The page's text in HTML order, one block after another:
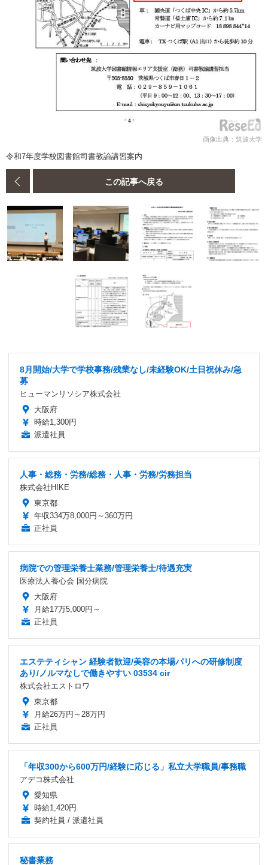
画像出典：筑波大学
令和7年度学校図書館司書教諭講習案内
この記事へ戻る
8月開始/大学で学校事務/残業なし/未経験OK/土日祝休み/急
募
ヒューマンリソシア株式会社
大阪府
時給1,300円
派遣社員
人事・総務・労務/総務・人事・労務/労務担当
株式会社HIKE
東京都
年収334万8,000円～360万円
正社員
病院での管理栄養士業務/管理栄養士/待遇充実
医療法人養心会 国分病院
大阪府
月給17万5,000円～
正社員
エステティシャン 経験者歓迎/美容の本場パリへの研修制度
あり/ノルマなしで働きやすい 03534 cir
株式会社エストロワ
東京都
月給26万円～28万円
正社員
「年収300から600万円/経験に応じる」私立大学職員/事務職
アデコ株式会社
愛知県
時給1,420円
契約社員 / 派遣社員
秘書業務